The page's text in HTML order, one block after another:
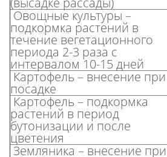
Овощные культуры –
подкормка растений в
течение вегетационного
периода 2-3 раза с
интервалом 10-15 дней
Картофель – внесение при
посадке
Картофель – подкормка
растений в период
бутонизации и после
цветения
Земляника – внесение при